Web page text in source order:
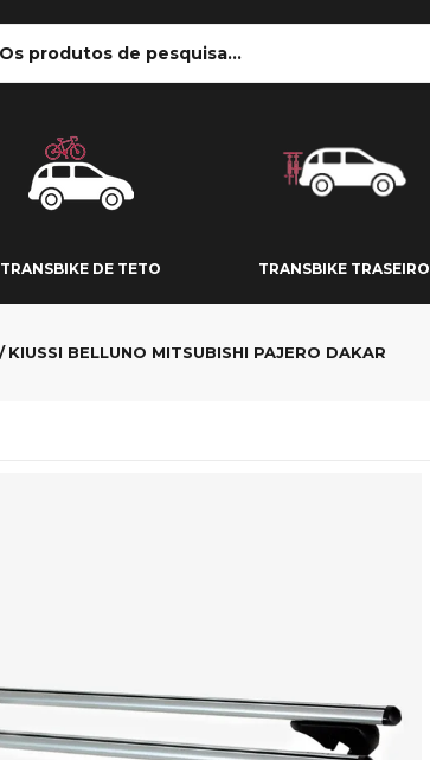
TRANSBIKE DE TETO TRANSBIKE TRASEIRO
TRANSBIKE DE TETO
KIUSSI BELLUNO MITSUBISHI PAJERO DAKAR